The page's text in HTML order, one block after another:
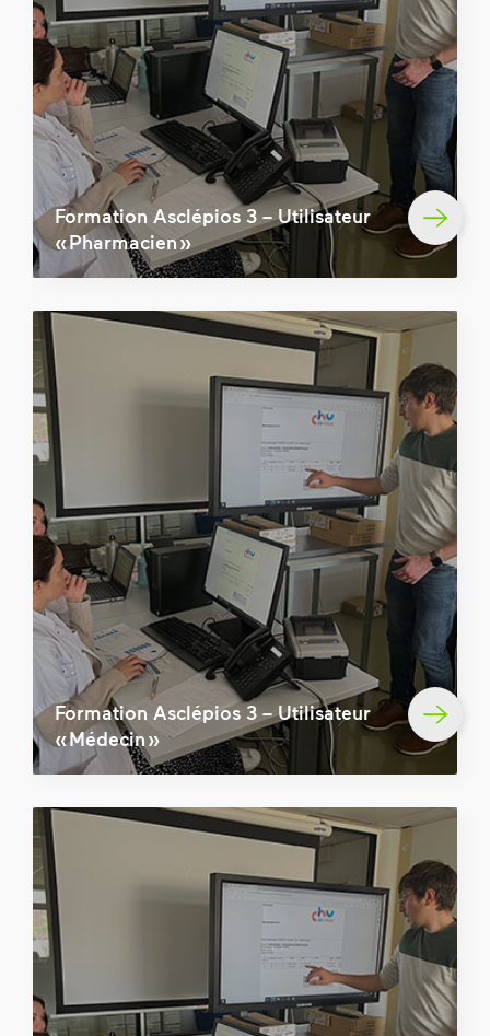
Formation Asclépios 3 – Utilisateur
« Pharmacien »
Formation Asclépios 3 – Utilisateur
« Médecin »